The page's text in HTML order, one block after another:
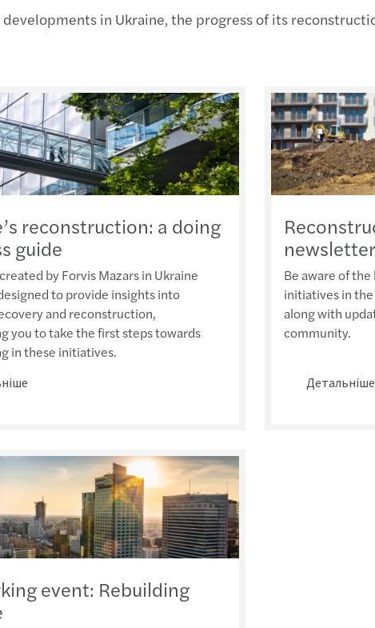
Послуги з підготовки
in Ukraine, the progress of its
reconstruction: a doing
guide
by Forvis Mazars in Ukraine
to provide insights into
and reconstruction,
you to take the first steps towards
in these initiatives.
newsletter
Be aware of
initiatives in
along with
community.
Детальніше
event: Rebuilding